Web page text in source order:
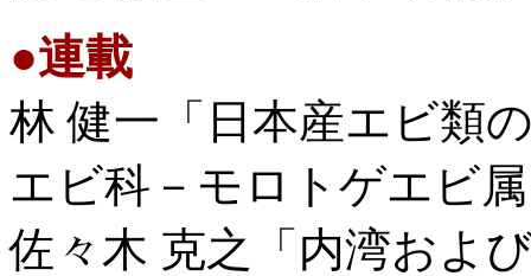
●連載
林 健一「日本産エビ類
エビ科－モロトゲエビ
佐々木 克之「内湾およ